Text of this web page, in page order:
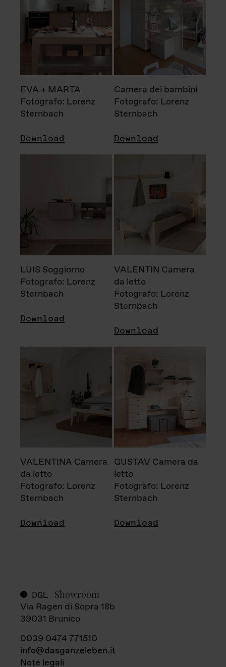
EVA + MARTA
Fotografo: Lorenz
Sternbach
Download
Camera dei bambini
Fotografo: Lorenz
Sternbach
Download
LUIS Soggiorno
Fotografo: Lorenz
Sternbach
Download
VALENTIN Camera
da letto
Fotografo: Lorenz
Sternbach
Download
VALENTINA Camera
da letto
Fotografo: Lorenz
Sternbach
Download
GUSTAV Camera da
letto
Fotografo: Lorenz
Sternbach
Download
DGL Showroom
Via Ragen di Sopra 18b
39031 Brunico
0039 0474 771510
info@dasganzeleben.it
Note legali